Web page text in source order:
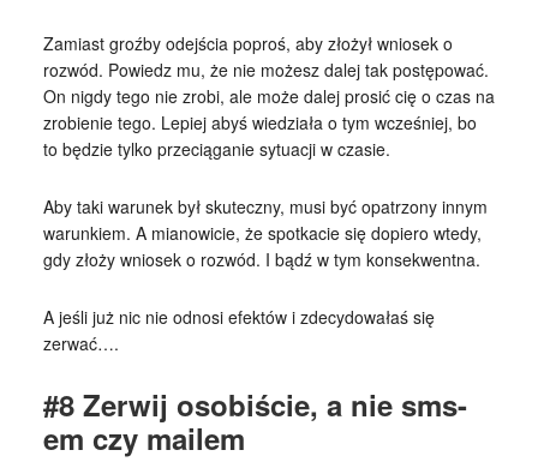
Zamiast groźby odejścia poproś, aby złożył wniosek o
rozwód. Powiedz mu, że nie możesz dalej tak postępować.
On nigdy tego nie zrobi, ale może dalej prosić cię o czas na
zrobienie tego. Lepiej abyś wiedziała o tym wcześniej, bo
to będzie tylko przeciąganie sytuacji w czasie.
Aby taki warunek był skuteczny, musi być opatrzony innym
warunkiem. A mianowicie, że spotkacie się dopiero wtedy,
gdy złoży wniosek o rozwód. I bądź w tym konsekwentna.
A jeśli już nic nie odnosi efektów i zdecydowałaś się
zerwać….
#8 Zerwij osobiście, a nie sms-
em czy mailem